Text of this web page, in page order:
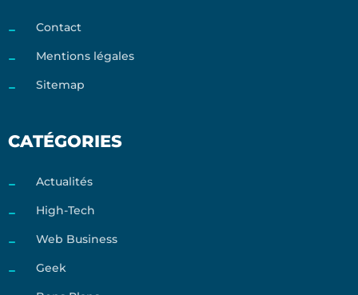
Contact
Mentions légales
Sitemap
CATÉGORIES
Actualités
High-Tech
Web Business
Geek